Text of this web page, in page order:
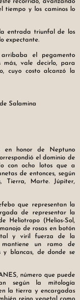
tiempo y los caminos lo
la entrada triunfal de los
expectante.
el pegamento
vale decirlo, para
cuyo costo alcanzó la
en honor de Neptuno
el dominio de
con ocho lotos que a
de entonces, según
Tierra, Marte. Júpiter,
que representan la
de representar la
Heliotropo (Helios-Sol,
de rosas en botón
y viril fuerza de la
un ramo de
y blancas, de donde se
número que puede
según la mitología
la tierra y encargadas